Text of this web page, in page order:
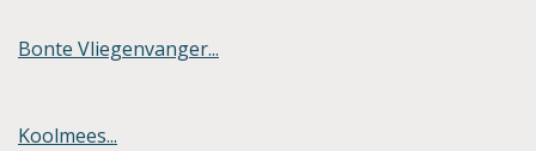
Bonte Vliegenvanger...
Koolmees...